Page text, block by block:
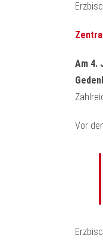
Am 4.
Vor